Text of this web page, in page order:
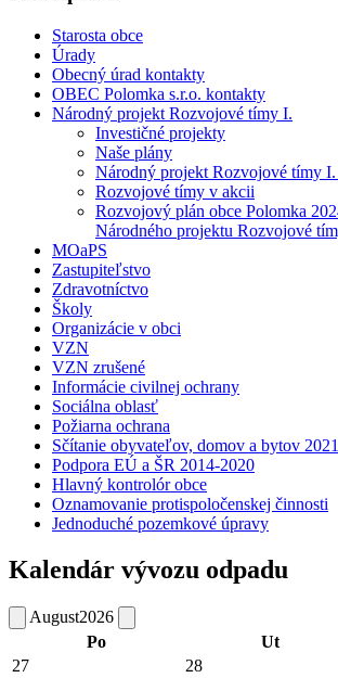
Starosta obce
Úrady
Obecný úrad kontakty
OBEC Polomka s.r.o. kontakty
Národný projekt Rozvojové tímy I.
Investičné projekty
Naše plány
Národný projekt Rozvojové tímy
Rozvojové tímy v akcii
Rozvojový plán obce Polomka
Národného projektu Rozvojové
MOaPS
Zastupiteľstvo
Zdravotníctvo
Školy
Organizácie v obci
VZN
VZN zrušené
Informácie civilnej ochrany
Sociálna oblasť
Požiarna ochrana
Sčítanie obyvateľov, domov a bytov 2021
Podpora EÚ a ŠR 2014-2020
Hlavný kontrolór obce
Oznamovanie protispoločenskej činnosti
Jednoduché pozemkové úpravy
Kalendár vývozu odpadu
August2026
Po
Ut
27
28